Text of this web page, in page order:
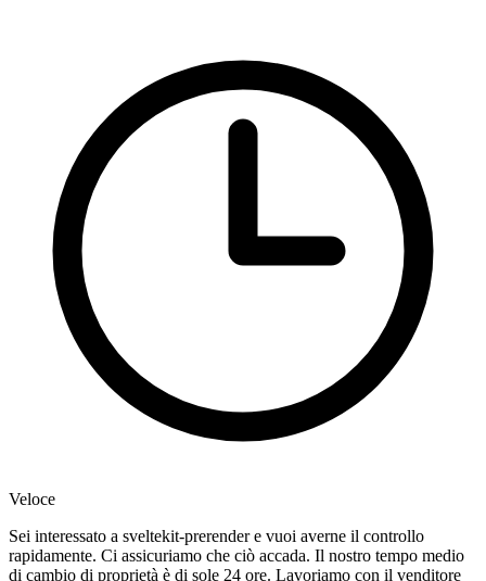
Veloce
Sei interessato a sveltekit-prerender e vuoi averne il controllo
rapidamente. Ci assicuriamo che ciò accada. Il nostro tempo medio
di cambio di proprietà è di sole 24 ore. Lavoriamo con il venditore